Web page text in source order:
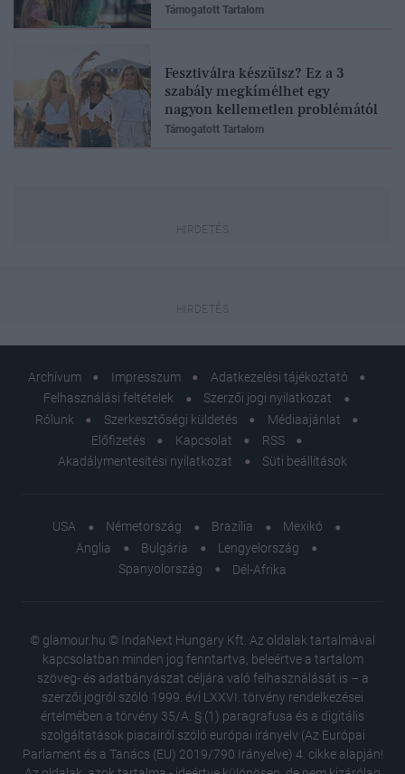
Támogatott Tartalom
Fesztiválra készülsz? Ez a 3
szabály megkímélhet egy
nagyon kellemetlen problémától
Támogatott Tartalom
Archívum Impresszum
Adatkezelési tájékoztató
Felhasználási feltételek
Szerzői jogi nyilatkozat
Rólunk
Szerkesztőségi küldetés
Médiaajánlat
Előfizetés
Kapcsolat
RSS
Akadálymentesítési nyilatkozat
Süti beállítások
USA Németország Brazília
Mexikó
Anglia
Bulgária
Lengyelország
Spanyolország
Dél-Afrika
© glamour.hu © IndaNext Hungary Kft. Az oldalak tartalmával
kapcsolatban minden jog fenntartva, beleértve a tartalom
szöveg- és adatbányászat céljára való felhasználását is – a
szerzői jogról szóló 1999. évi LXXVI. törvény rendelkezései
értelmében a törvény 35/A. § (1) paragrafusa és a digitális
szolgáltatások piacairól szóló európai irányelv (Az Európai
Parlament és a Tanács (EU) 2019/790 Irányelve) 4. cikke alapján!